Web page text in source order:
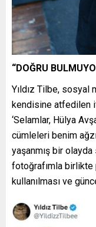
“DOĞRU
Yıldız Tilbe, sosyal
kendisine atfedilen
‘Selamlar, Hülya
cümleleri benim
yaşanmış bir
fotoğrafımla birlikte
kullanılması ve